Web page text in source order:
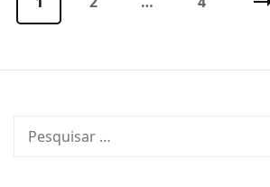
Pesquisar